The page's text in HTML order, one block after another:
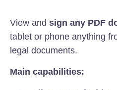
View and sign any PDF
tablet or phone anything
legal documents.
Main capabilities: